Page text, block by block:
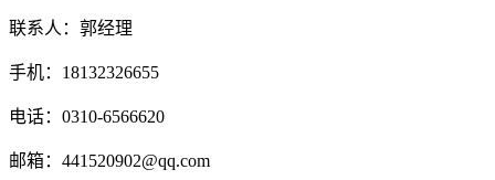
联系人：郭经理
手机：18132326655
电话：0310-6566620
邮箱：441520902@qq.com